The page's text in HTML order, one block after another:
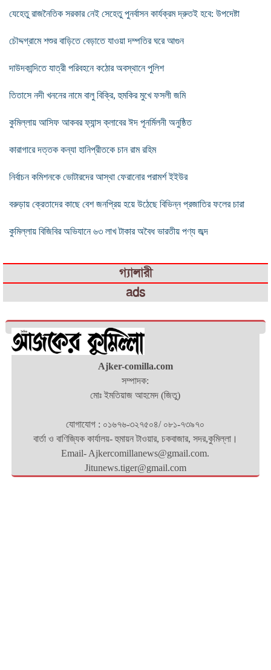
যেহেতু রাজনৈতিক সরকার নেই সেহেতু পুনর্বাসন কার্যক্রম দ্রুতই হবে: উপদেষ্টা
চৌদ্দগ্রামে শশুর বাড়িতে বেড়াতে যাওয়া দম্পতির ঘরে আগুন
দাউদকান্দিতে যাত্রী পরিবহনে কঠোর অবস্থানে পুলিশ
তিতাসে নদী খননের নামে বালু বিক্রি, হুমকির মুখে ফসলী জমি
কুমিল্লায় আসিফ আকবর ফ্যান্স ক্লাবের ঈদ পূনর্মিলনী অনুষ্ঠিত
কারাগারে দত্তক কন্যা হানিপ্রীতকে চান রাম রহিম
নির্বাচন কমিশনকে ভোটারদের আস্থা ফেরানোর পরামর্শ ইইউর
বরুড়ায় ক্রেতাদের কাছে বেশ জনপ্রিয় হয়ে উঠেছে বিভিন্ন প্রজাতির ফলের চারা
কুমিল্লায় বিজিবির অভিযানে ৬৩ লাখ টাকার অবৈধ ভারতীয় পণ্য জব্দ
গ্যালারী
ads
Ajker-comilla.com
সম্পাদক:
মোঃ ইমতিয়াজ আহমেদ (জিতু)
যোগাযোগ : ০১৬৭৬-৩২৭৫০৪/ ০৮১-৭৩৯৭০
বার্তা ও বাণিজ্যিক কার্যালয়- হুমায়ন টাওয়ার, চকবাজার, সদর,কুমিল্লা।
Email- Ajkercomillanews@gmail.com.
Jitunews.tiger@gmail.com